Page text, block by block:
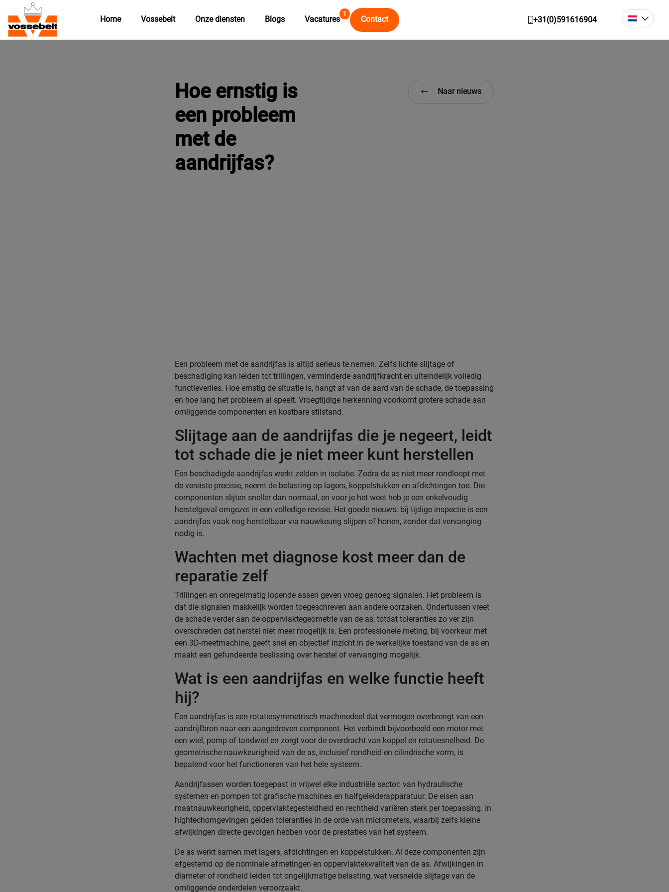
Home Vossebelt Onze diensten Blogs Vacatures Contact
1
+31(0)591616904
Hoe ernstig is
een probleem
met de
aandrijfas?
Naar nieuws
Een probleem met de aandrijfas is altijd serieus te nemen. Zelfs lichte slijtage of
beschadiging kan leiden tot trillingen, verminderde aandrijfkracht en uiteindelijk volledig
functieverlies. Hoe ernstig de situatie is, hangt af van de aard van de schade, de toepassing
en hoe lang het probleem al speelt. Vroegtijdige herkenning voorkomt grotere schade aan
omliggende componenten en kostbare stilstand.
Slijtage aan de aandrijfas die je negeert, leidt
tot schade die je niet meer kunt herstellen
Een beschadigde aandrijfas werkt zelden in isolatie. Zodra de as niet meer rondloopt met
de vereiste precisie, neemt de belasting op lagers, koppelstukken en afdichtingen toe. Die
componenten slijten sneller dan normaal, en voor je het weet heb je een enkelvoudig
herstelgeval omgezet in een volledige revisie. Het goede nieuws: bij tijdige inspectie is een
aandrijfas vaak nog herstelbaar via nauwkeurig slijpen of honen, zonder dat vervanging
nodig is.
Wachten met diagnose kost meer dan de
reparatie zelf
Trillingen en onregelmatig lopende assen geven vroeg genoeg signalen. Het probleem is
dat die signalen makkelijk worden toegeschreven aan andere oorzaken. Ondertussen vreet
de schade verder aan de oppervlaktegeometrie van de as, totdat toleranties zo ver zijn
overschreden dat herstel niet meer mogelijk is. Een professionele meting, bij voorkeur met
een 3D-meetmachine, geeft snel en objectief inzicht in de werkelijke toestand van de as en
maakt een gefundeerde beslissing over herstel of vervanging mogelijk.
Wat is een aandrijfas en welke functie heeft
hij?
Een aandrijfas is een rotatiesymmetrisch machinedeel dat vermogen overbrengt van een
aandrijfbron naar een aangedreven component. Het verbindt bijvoorbeeld een motor met
een wiel, pomp of tandwiel en zorgt voor de overdracht van koppel en rotatiesnelheid. De
geometrische nauwkeurigheid van de as, inclusief rondheid en cilindrische vorm, is
bepalend voor het functioneren van het hele systeem.
Aandrijfassen worden toegepast in vrijwel elke industriële sector: van hydraulische
systemen en pompen tot grafische machines en halfgeleiderapparatuur. De eisen aan
maatnauwkeurigheid, oppervlaktegesteldheid en rechtheid variëren sterk per toepassing. In
hightechomgevingen gelden toleranties in de orde van micrometers, waarbij zelfs kleine
afwijkingen directe gevolgen hebben voor de prestaties van het systeem.
De as werkt samen met lagers, afdichtingen en koppelstukken. Al deze componenten zijn
afgestemd op de nominale afmetingen en oppervlaktekwaliteit van de as. Afwijkingen in
diameter of rondheid leiden tot ongelijkmatige belasting, wat versnelde slijtage van de
omliggende onderdelen veroorzaakt.